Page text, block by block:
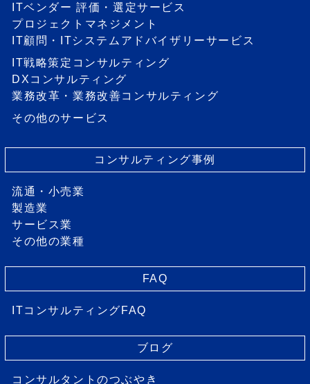
ITベンダー 評価・選定サービス
プロジェクトマネジメント
IT顧問・ITシステムアドバイザリーサービス
IT戦略策定コンサルティング
DXコンサルティング
業務改革・業務改善コンサルティング
その他のサービス
コンサルティング事例
流通・小売業
製造業
サービス業
その他の業種
FAQ
ITコンサルティングFAQ
ブログ
コンサルタントのつぶやき